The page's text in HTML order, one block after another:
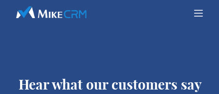
Hear what our customers say